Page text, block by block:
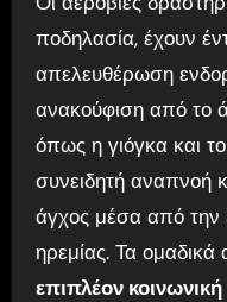
ποδηλασία, έχουν
απελευθέρωση
ανακούφιση από το
όπως η γιόγκα και
συνειδητή αναπνοή
άγχος μέσα από την
ηρεμίας. Τα
επιπλέον